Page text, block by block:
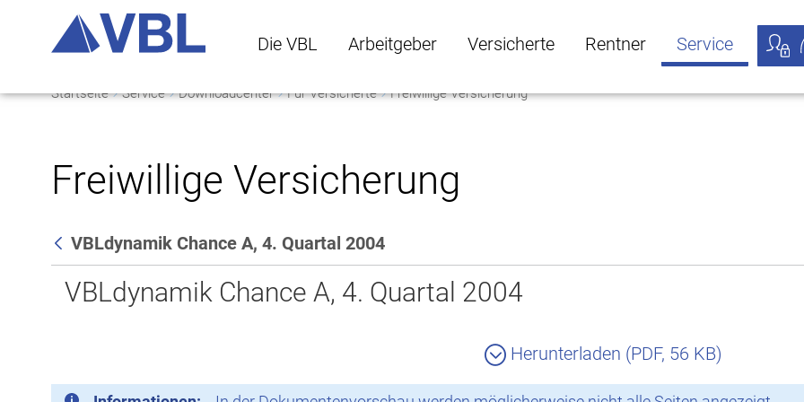
Die VBL
Die VBL Untermenü öffnen
Arbeitgeber
Arbeitgeber Untermenü öffnen
Versicherte
Versicherte Untermenü öffnen
Rentner Service
Startseite Service Downloadcenter Für Versicherte Freiwillige Versicherung
Freiwillige Versicherung
Zurück
VBLdynamik Chance A, 4. Quartal 2004
VBLdynamik Chance A, 4. Quartal 2004
Herunterladen (PDF, 56 KB)